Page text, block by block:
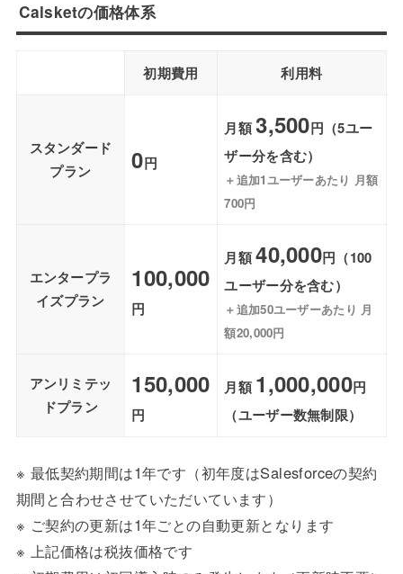
Calsketの価格体系
初期費用 利用料
スタンダード
プラン
0円
月額3,500円（5ユー
ザー分を含む）
＋追加1ユーザーあたり 月額
700円
エンタープラ
イズプラン
100,000
円
月額40,000円（100
ユーザー分を含む）
＋追加50ユーザーあたり 月
額20,000円
アンリミテッ
ドプラン
150,000
円
月額 1,000,000円
（ユーザー数無制限）
※ 最低契約期間は1年です（初年度はSalesforceの契約
期間と合わせさせていただいています）
※ ご契約の更新は1年ごとの自動更新となります
※ 上記価格は税抜価格です